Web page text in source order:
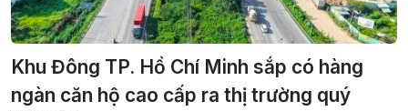
Khu Đông TP. Hồ Chí Minh sắp có hàng
ngàn căn hộ cao cấp ra thị trường quý